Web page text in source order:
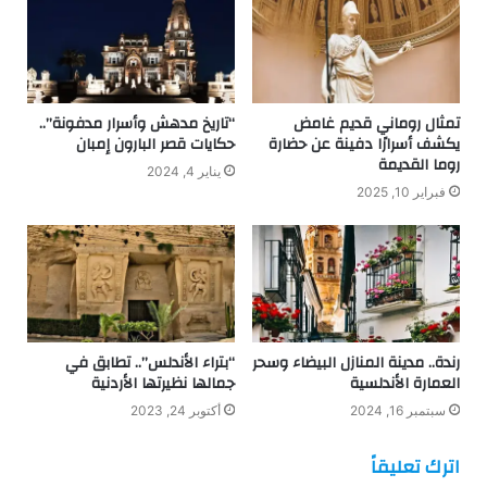
تمثال روماني قديم غامض
يكشف أسرارًا دفينة عن حضارة
روما القديمة
فبراير 10, 2025
“تاريخ مدهش وأسرار مدفونة”..
حكايات قصر البارون إمبان
يناير 4, 2024
رندة.. مدينة المنازل البيضاء وسحر
العمارة الأندلسية
سبتمبر 16, 2024
“بتراء الأندلس”.. تطابق في
جمالها نظيرتها الأردنية
أكتوبر 24, 2023
اترك تعليقاً